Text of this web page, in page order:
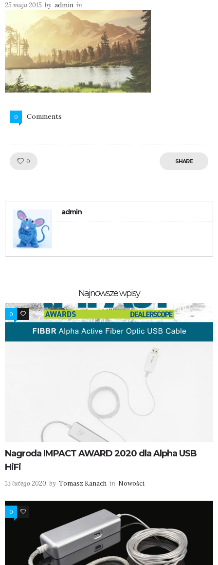
25 maja 2015 by admin in
0 Comments
0 SHARE
admin
Najnowsze wpisy
0 1
Nagroda IMPACT AWARD 2020 dla Alpha USB
HiFi
13 lutego 2020 by Tomasz Kanach in Nowości
0 2